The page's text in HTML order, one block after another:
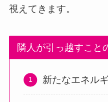
視えてきます。
隣人が引っ越すこと
新たなエネル